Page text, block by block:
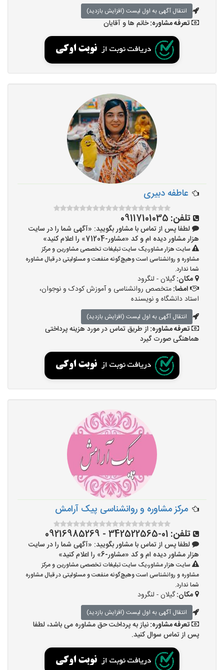
انتقال آگهی به اول لیست (افزایش بازدید)
تعرفه مشاوره:خانم ها و آقایان
عاطفه دبیری
تلفن: 09117101035
لطفا پس از تماس با مشاور بگویید: «آگهی شما را در سایت
هزار مشاور دیده ام و کد «مشاور-71204» را اعلام کنید»
سایت هزار مشاور،یک سایت تبلیغات تخصصی مشاورین و مرکز
مشاوره و روانشناسی است وهیچ‌گونه منفعت و مسئولیتی در قبال مشاوره
شما ندارد.
مکان:گیلان - لنگرود
امضا:متخصص روانشناسی و آموزش کودک و نوجوان،
استاد دانشگاه و نویسنده
انتقال آگهی به اول لیست (افزایش بازدید)
تعرفه مشاوره:از طریق تماس در مورد هزینه پرداختی
هماهنگی صورت گیرد
مرکز مشاوره و روانشناسی پیک آرامش
تلفن: 01-342522565 - 09216985269
لطفا پس از تماس با مشاور بگویید: «آگهی شما را در سایت
هزار مشاور دیده ام و کد «مشاور-6» را اعلام کنید»
سایت هزار مشاور،یک سایت تبلیغات تخصصی مشاورین و مرکز
مشاوره و روانشناسی است وهیچ‌گونه منفعت و مسئولیتی در قبال مشاوره
شما ندارد.
مکان:گیلان - لنگرود
انتقال آگهی به اول لیست (افزایش بازدید)
تعرفه مشاوره:نیاز به پرداخت حق مشاوره می باشد، لطفا
پس از تماس سوال کنید.